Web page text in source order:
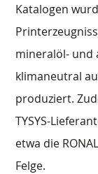
Katalogen
mineralöl- und
klimaneutral
produziert.
TYSYS-
etwa die
Felge.